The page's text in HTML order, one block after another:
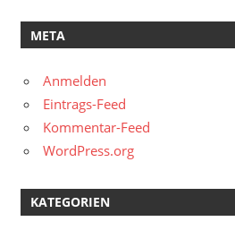
META
Anmelden
Eintrags-Feed
Kommentar-Feed
WordPress.org
KATEGORIEN